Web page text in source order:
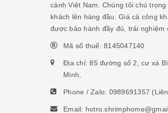
cảnh Việt Nam. Chúng tôi chú
khách lên hàng đầu. Giá cả công
được bảo hành đầy đủ, trải nghiệm
Mã số thuế: 8145047140
Địa chỉ: 85 đường số 2, cư xá
Minh,
Phone / Zalo: 0989691357
Email: